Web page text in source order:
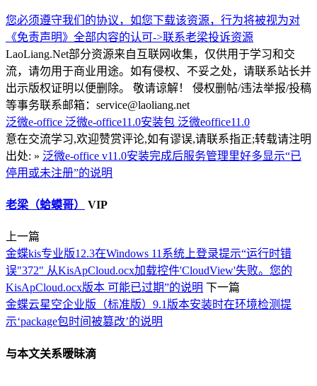
您必须遵守我们的协议，如您下载该资源，行为将被视为对
《免责声明》全部内容的认可->联系老梁投诉资源
LaoLiang.Net部分资源来自互联网收集，仅供用于学习和交
流，请勿用于商业用途。如有侵权、不妥之处，请联系站长并
出示版权证明以便删除。 敬请谅解！ 侵权删帖/违法举报/投稿
等事务联系邮箱：service@laoliang.net
泛微e-office 泛微e-office11.0安装包 泛微eoffice11.0
意在交流学习,欢迎赞赏评论,如有谬误,请联系指正;转载请注明
出处: » 泛微e-office v11.0安装完成后服务管理里好多显示“已
停用或未注册”的说明
老梁（蛤蟆哥） VIP
上一篇
金蝶kis专业版12.3在Windows 11系统上登录提示“运行时错
误"372" 从KisApCloud.ocx加载控件'CloudView'失败。您的
KisApCloud.ocx版本 可能已过期”的说明 下一篇
金蝶云星空企业版（标准版）9.1版本安装时在环境检测提
示‘package包时间被篡改’的说明
与本文关系暧昧滴